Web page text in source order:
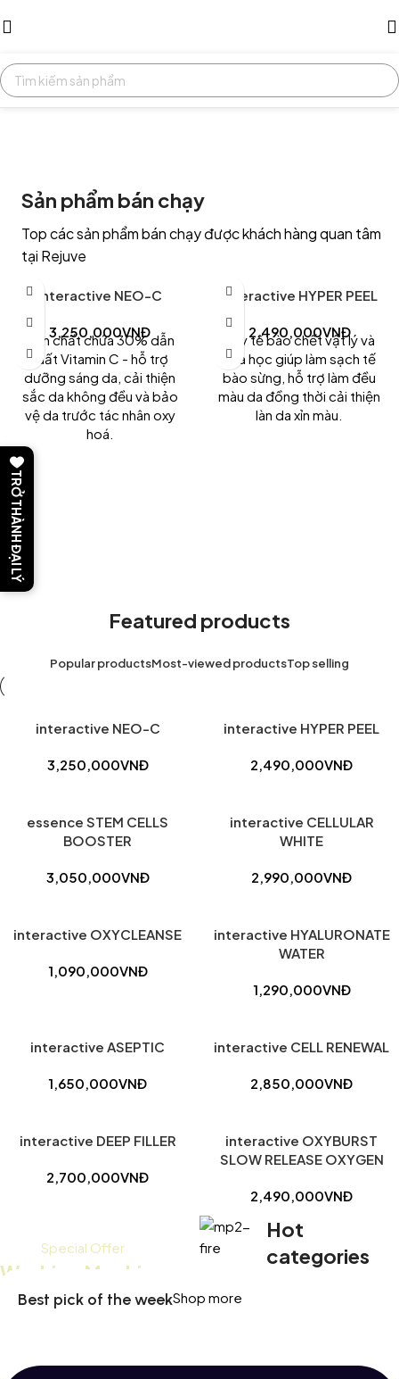
Sản phẩm bán chạy
Top các sản phẩm bán chạy được khách hàng quan tâm
tại Rejuve
interactive NEO-C
3,250,000VNĐ
Tinh chất chứa 30% dẫn
xuất Vitamin C - hỗ trợ
dưỡng sáng da, cải thiện
sắc da không đều và bảo
vệ da trước tác nhân oxy
hoá.
interactive HYPER PEEL
2,490,000VNĐ
Tẩy tế bào chết vật lý và
hóa học giúp làm sạch tế
bào sừng, hỗ trợ làm đều
màu da đồng thời cải thiện
làn da xỉn màu.
Featured products
Popular productsMost-viewed productsTop selling
interactive NEO-C
3,250,000VNĐ
interactive HYPER PEEL
2,490,000VNĐ
essence STEM CELLS
BOOSTER
3,050,000VNĐ
interactive CELLULAR
WHITE
2,990,000VNĐ
interactive OXYCLEANSE
1,090,000VNĐ
interactive HYALURONATE
WATER
1,290,000VNĐ
interactive ASEPTIC
1,650,000VNĐ
interactive CELL RENEWAL
2,850,000VNĐ
interactive DEEP FILLER
2,700,000VNĐ
interactive OXYBURST
SLOW RELEASE OXYGEN
2,490,000VNĐ
Special Offer
Washing Machine
$799 Special Offer
Hot
categories
Best pick of the weekShop more
TRỞ THÀNH ĐẠI LÝ